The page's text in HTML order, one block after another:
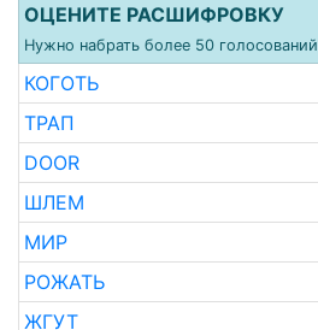
ОЦЕНИТЕ РАСШИФРОВКУ
Нужно набрать более 50 голосований
КОГОТЬ
ТРАП
DOOR
ШЛЕМ
МИР
РОЖАТЬ
ЖГУТ